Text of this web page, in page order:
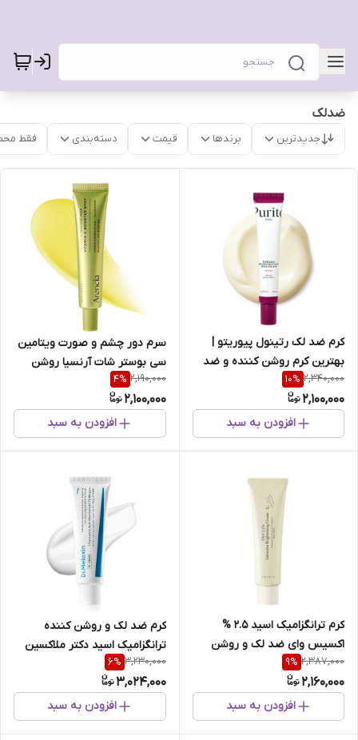
ضدلک
جدیدترین برندها قیمت دسته‌بندی فقط
کرم ضد لک رتینول پیوریتو |
بهترین کرم روشن کننده و ضد
چروک بدون بازگشت
2,340,000
10%
2,100,000
افزودن به سبد
سرم دور چشم و صورت ویتامین
سی بوستر شات آرنسیا روشن
کننده و مرطوب کننده پوست
2,190,000
4%
2,100,000
افزودن به سبد
کرم ترانگزامیک اسید 2.5 %
اکسیس وای ضد لک و روشن
کننده پوست
2,387,000
9%
2,160,000
افزودن به سبد
کرم ضد لک و روشن کننده
ترانگزامیک اسید دکتر ملاکسین
3,230,000
6%
3,024,000
افزودن به سبد